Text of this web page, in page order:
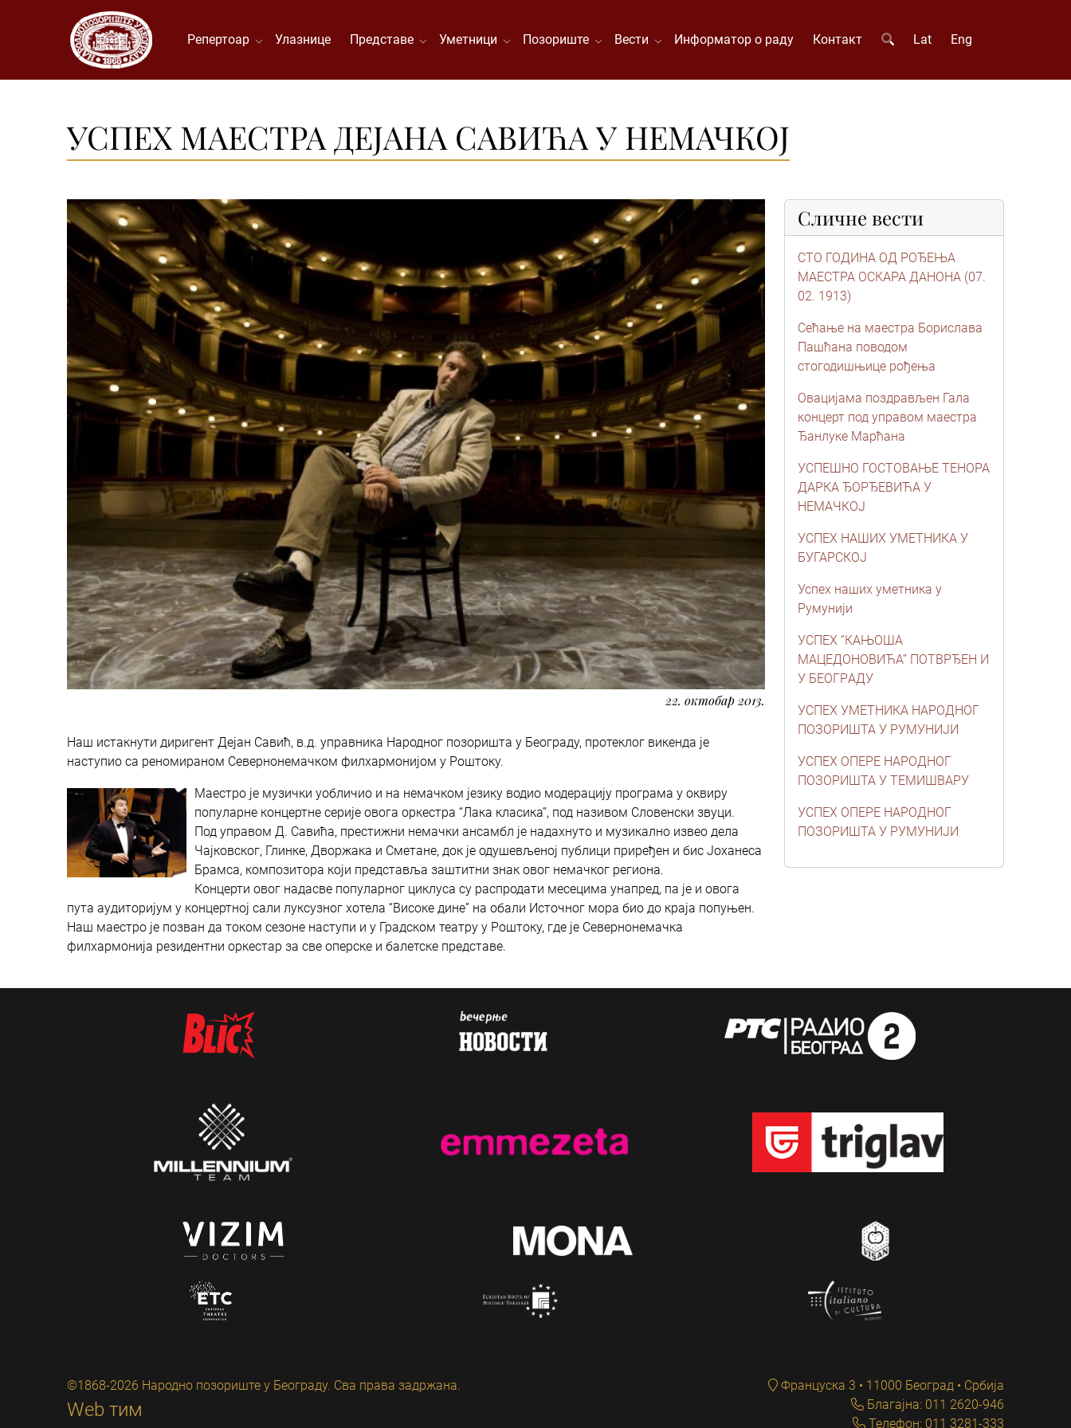
Репертоар Улазнице Представе Уметници Позориште Вести Информатор о раду Контакт Lat Eng
УСПЕХ МАЕСТРА ДЕЈАНА САВИЋА У НЕМАЧКОЈ
22. октобар 2013.
Наш истакнути диригент Дејан Савић, в.д. управника Народног позоришта у Београду, протеклог викенда је
наступио са реномираном Севернонемачком филхармонијом у Роштоку.
Маестро је музички уобличио и на немачком језику водио модерацију програма у оквиру
популарне концертне серије овога оркестра “Лака класика”, под називом Словенски звуци.
Под управом Д. Савића, престижни немачки ансамбл је надахнуто и музикално извео дела
Чајковског, Глинке, Дворжака и Сметане, док је одушевљеној публици приређен и бис Јоханеса
Брамса, композитора који представља заштитни знак овог немачког региона.
Концерти овог надасве популарног циклуса су распродати месецима унапред, па је и овога
пута аудиторијум у концертној сали луксузног хотела “Високе дине” на обали Источног мора био до краја попуњен.
Наш маестро је позван да током сезоне наступи и у Градском театру у Роштоку, где је Севернонемачка
филхармонија резидентни оркестар за све оперске и балетске представе.
Сличне вести
СТО ГОДИНА ОД РОЂЕЊА
МАЕСТРА ОСКАРА ДАНОНА (07.
02. 1913)
Сећање на маестра Борислава
Пашћана поводом
стогодишњице рођења
Овацијама поздрављен Гала
концерт под управом маестра
Ђанлуке Марћана
УСПЕШНО ГОСТОВАЊЕ ТЕНОРА
ДАРКА ЂОРЂЕВИЋА У
НЕМАЧКОЈ
УСПЕХ НАШИХ УМЕТНИКА У
БУГАРСКОЈ
Успех наших уметника у
Румунији
УСПЕХ “КAЊОШA
МAЦЕДОНОВИЋA” ПОТВРЂЕН И
У БЕОГРAДУ
УСПЕХ УМЕТНИКА НАРОДНОГ
ПОЗОРИШТА У РУМУНИЈИ
УСПЕХ ОПЕРЕ НАРОДНОГ
ПОЗОРИШТА У ТЕМИШВАРУ
УСПЕХ ОПЕРЕ НАРОДНОГ
ПОЗОРИШТА У РУМУНИЈИ
©1868-2026 Народно позориште у Београду. Сва права задржана.
Web тим
Француска 3 • 11000 Београд • Србија
Благајна: 011 2620-946
Телефон: 011 3281-333